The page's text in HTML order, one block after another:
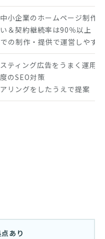
小企業のホームページ制作
＆契約継続率は90％以上
の制作・提供で運営しやすい
ティング広告をうまく運用
のSEO対策
リングをしたうえで提案
あり